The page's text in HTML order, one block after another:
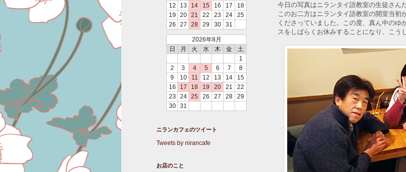
今日の写真はニランタイ語教室の生徒さん
このお二方はニランタイ語教室の開室当
くださっていました。この度、真ん中のゆ
スをしばらくお休みすることになり、こう
12
13 14 15 16 17
18
19
20 21 22 23 24
25
26
27 28 29 30 31
2026年8月
日
月 火 水 木 金
土
1
2
3 4 5 6 7
8
9
10 11 12 13 14
15
16
17 18 19 20 21
22
23
24 25 26 27 28
29
30
31
ニランカフェのツイート
Tweets by nirancafe
お店のこと